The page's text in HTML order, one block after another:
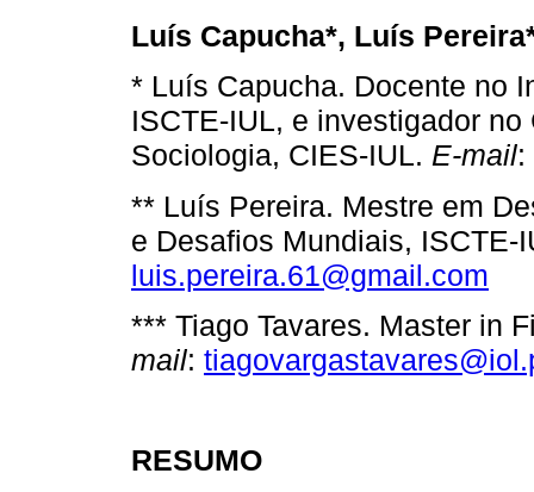
Luís Capucha*, Luís
* Luís Capucha. Docente no
ISCTE-IUL, e investigador
Sociologia, CIES-IUL. E-mail:
** Luís Pereira. Mestre em
e Desafios Mundiais, ISCTE-
luis.pereira.61@gmail.com
*** Tiago Tavares. Master in
mail:
RESUMO